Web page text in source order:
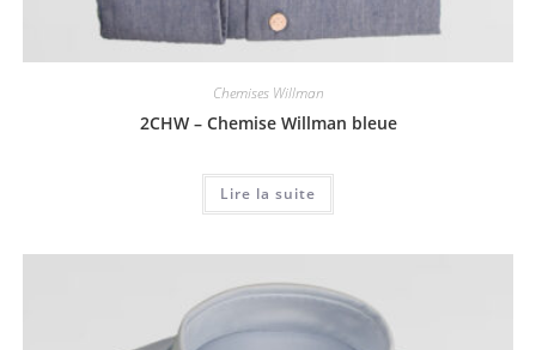
Chemises Willman
2CHW – Chemise Willman bleue
Lire la suite